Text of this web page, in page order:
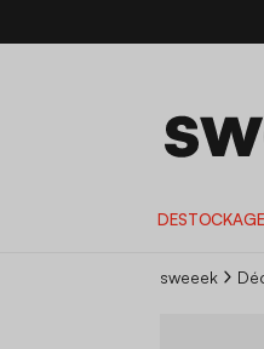
sweeek